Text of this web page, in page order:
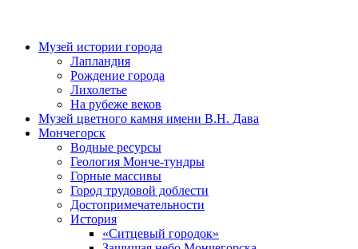
Музей истории города
Лапландия
Рождение города
Лихолетье
На рубеже веков
Музей цветного камня имени В.Н. Дава
Мончегорск
Водные ресурсы
Геология Монче-тундры
Горные массивы
Город трудовой доблести
Достопримечательности
История
«Ситцевый городок»